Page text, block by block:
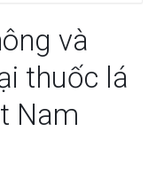
và
thuốc lá
Nam